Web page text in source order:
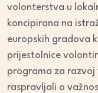
volonterstva u
koncipirana na
europskih gradova
prijestolnice
programa za razvoj
raspravljali o